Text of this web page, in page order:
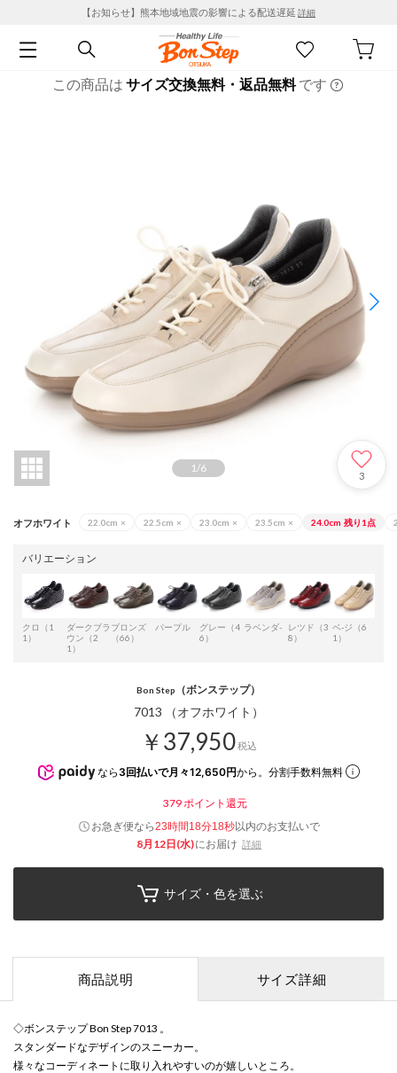
【お知らせ】熊本地域地震の影響による配送遅延 詳細
この商品は サイズ交換無料・返品無料です
1/6
3
オフホワイト 22.0cm × 22.5cm × 23.0cm × 23.5cm × 24.0cm 残り1点
バリエーション
クロ（1
1）
ダークブラ
ウン（2
1）
ブロンズ
（66）
パープル
グレー（4
6）
ラベンダ-
レツド（3
8）
ベ-ジ（6
1）
Bon Step （ボンステップ）
7013 （オフホワイト）
￥37,950税込
なら 3回払いで月々12,650円から。分割手数料無料
379 ポイント還元
お急ぎ便なら23時間18分17秒以内のお支払いで
8月12日(水)にお届け 詳細
サイズ・色を選ぶ
商品説明 サイズ詳細
◇ボンステップ Bon Step 7013 。
スタンダードなデザインのスニーカー。
様々なコーディネートに取り入れやすいのが嬉しいところ。